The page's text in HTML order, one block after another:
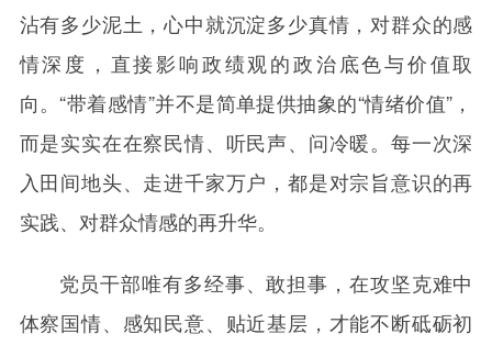
沾有多少泥土，心中就沉淀多少真情，对群众的感
情深度，直接影响政绩观的政治底色与价值取
向。“带着感情”并不是简单提供抽象的“情绪价值”，
而是实实在在察民情、听民声、问冷暖。每一次深
入田间地头、走进千家万户，都是对宗旨意识的再
实践、对群众情感的再升华。
党员干部唯有多经事、敢担事，在攻坚克难中
体察国情、感知民意、贴近基层，才能不断砥砺初